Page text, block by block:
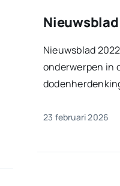
Nieuwsblad
Nieuwsblad
onderwerpen in
23 februari 2026